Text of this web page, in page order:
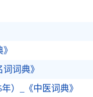
词典》
）_《中医词典》